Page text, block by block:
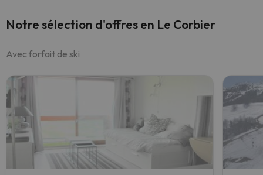
Notre sélection d'offres en Le Corbier
Avec forfait de ski